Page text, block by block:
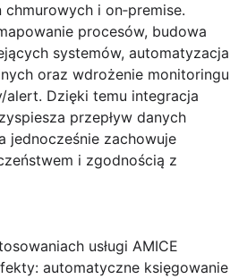
i on‑premise.
procesów, budowa
systemów, automatyzacja
oraz wdrożenie monitoringu
alert. Dzięki temu integracja
przepływ danych
jednocześnie zachowuje
i zgodnością z
usługi AMICE
automatyczne księgowanie